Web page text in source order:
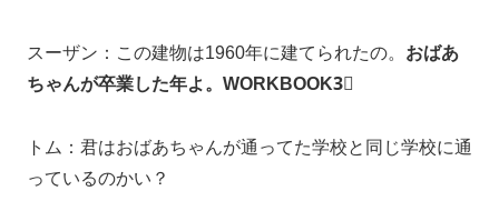
スーザン：この建物は1960年に建てられたの。 おばあ
ちゃんが卒業した年よ。WORKBOOK3⃣
トム：君はおばあちゃんが通ってた学校と同じ学校に通
っているのかい？